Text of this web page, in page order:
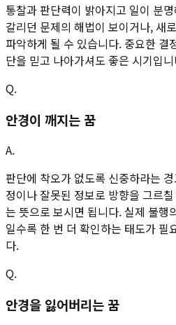
통찰과 판단력이 밝아지고 일이 분
갈리던 문제의 해법이 보이거나, 새
파악하게 될 수 있습니다. 중요한 결
단을 믿고 나아가셔도 좋은 시기입
Q.
안경이 깨지는 꿈
A.
판단에 착오가 없도록 신중하라는
정이나 잘못된 정보로 방향을 그르
는 뜻으로 보시면 됩니다. 실제 불행
일수록 한 번 더 확인하는 태도가 필
다.
Q.
안경을 잃어버리는 꿈